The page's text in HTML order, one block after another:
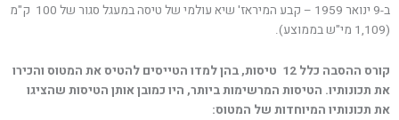
ב-9 ינואר 1959 – קבע המיראז' שיא עולמי של טיסה במעגל סגור של 100 ק"מ
(1,109 מי"ש בממוצע).
קורס ההסבה כלל 12 טיסות, בהן למדו הטייסים להטיס את המטוס והכירו
את תכונותיו. הטיסות המרשימות ביותר, היו כמובן אותן הטיסות שהציגו
את תכונותיו המיוחדות של המטוס: